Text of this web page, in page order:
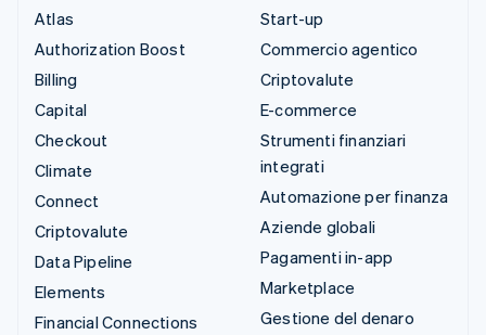
Atlas
Authorization Boost
Billing
Capital
Checkout
Climate
Connect
Criptovalute
Data Pipeline
Elements
Financial Connections
Start-up
Commercio agentico
Criptovalute
E-commerce
Strumenti finanziari
integrati
Automazione per finanza
Aziende globali
Pagamenti in-app
Marketplace
Gestione del denaro